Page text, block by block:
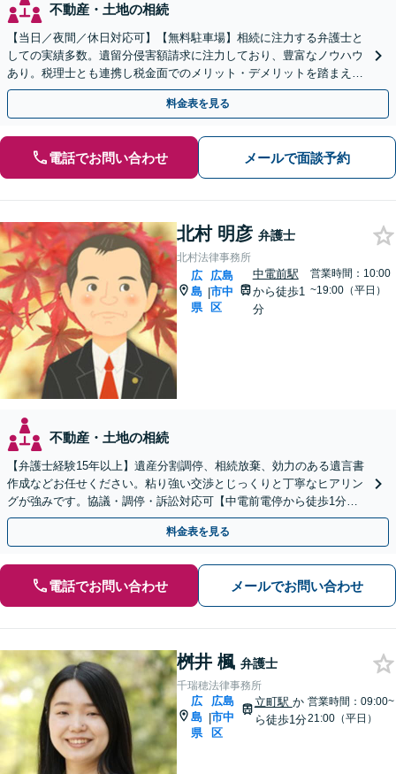
不動産・土地の相続
【当日／夜間／休日対応可】【無料駐車場】相続に注力する弁護士と
しての実績多数。遺留分侵害額請求に注力しており、豊富なノウハウ
あり。税理士とも連携し税金面でのメリット・デメリットを踏まえた
解決が可能。難しい複雑な相続問題でも、お任せください。
料金表を見る
電話でお問い合わせ メールで面談予約
北村 明彦 弁護士
北村法律事務所
広
島
県
|
広島
市中
区
中電前駅
から徒歩1
分
営業時間：10:00
~19:00（平日）
不動産・土地の相続
【弁護士経験15年以上】遺産分割調停、相続放棄、効力のある遺言書
作成などお任せください。粘り強い交渉とじっくりと丁寧なヒアリン
グが強みです。協議・調停・訴訟対応可【中電前電停から徒歩1分】
【法テラス利用可】【弁護士直通電話】
料金表を見る
電話でお問い合わせ メールでお問い合わせ
桝井 楓 弁護士
千瑞穂法律事務所
広
島
県
|
広島
市中
区
立町駅 か
ら徒歩1分
営業時間：09:00~
21:00（平日）